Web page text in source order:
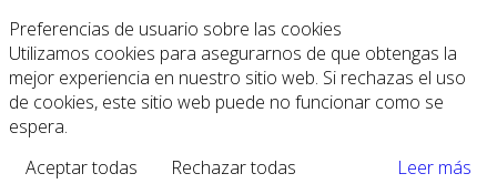
Preferencias de usuario sobre las cookies
Utilizamos cookies para asegurarnos de que obtengas la
mejor experiencia en nuestro sitio web. Si rechazas el uso
de cookies, este sitio web puede no funcionar como se
espera.
Aceptar todas
Rechazar todas
Leer más